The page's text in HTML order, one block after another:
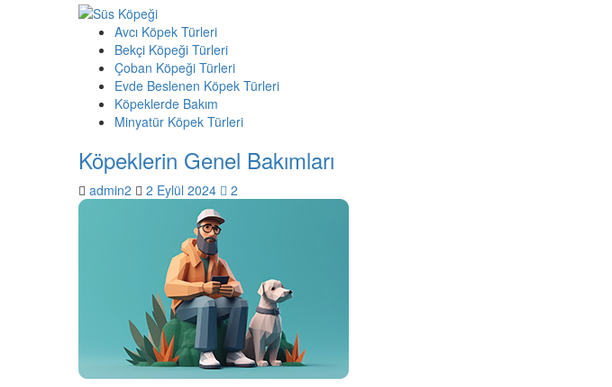
Avcı Köpek Türleri
Bekçi Köpeği Türleri
Çoban Köpeği Türleri
Evde Beslenen Köpek Türleri
Köpeklerde Bakım
Minyatür Köpek Türleri
Köpeklerin Genel Bakımları
admin2 2 Eylül 2024 2